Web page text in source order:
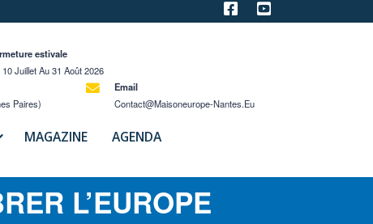
estivale
10 Juillet Au 31 Août 2026
Paires)
Email
Contact@maisoneurope-Nantes.eu
MAGAZINE AGENDA
L’EUROPE